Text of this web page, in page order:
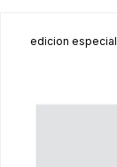
edicion especial